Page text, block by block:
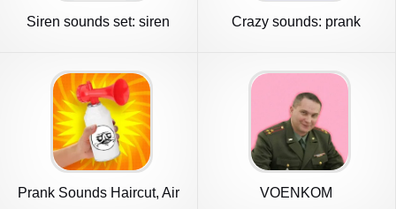
Siren sounds set: siren
Crazy sounds: prank
Prank Sounds Haircut, Air
VOENKOM